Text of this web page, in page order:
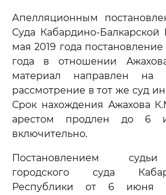
Апелляционным
Суда Кабардино-Балкарской
мая 2019 года
года в отношении
материал направлен на
рассмотрение в тот же суд
Срок нахождения Ажахова
арестом продлен до 6
включительно.
Постановлением судьи
городского суда
Республики от 6 июня